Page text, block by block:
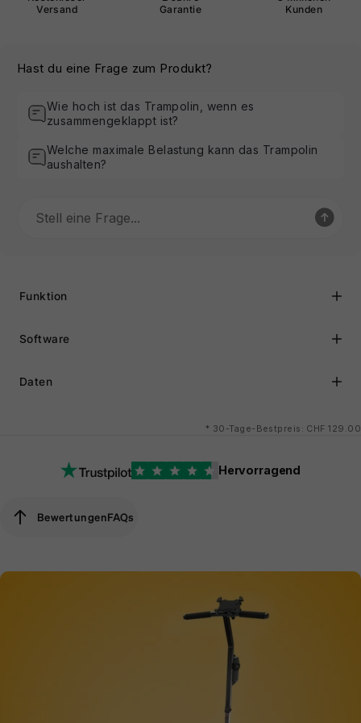
Versand
Garantie
Kunden
Hast du eine Frage zum Produkt?
Wie hoch ist das Trampolin, wenn es
zusammengeklappt ist?
Welche maximale Belastung kann das Trampolin
aushalten?
Funktion
Software
Daten
* 30-Tage-Bestpreis: CHF 129.00
Hervorragend
BewertungenFAQs